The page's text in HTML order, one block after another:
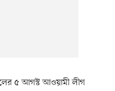
৫ আগস্ট আওয়ামী লীগ